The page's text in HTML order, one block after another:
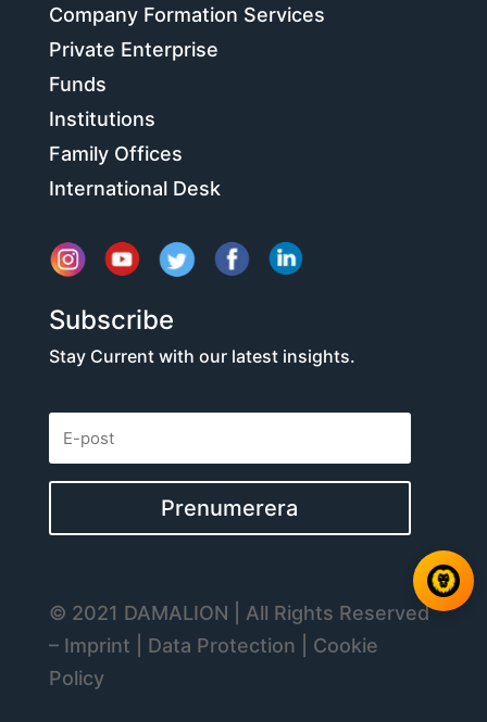
Company Formation Services
Private Enterprise
Funds
Institutions
Family Offices
International Desk
Subscribe
Stay Current with our latest insights.
Prenumerera
© 2021 DAMALION | All Rights Reserved
– Imprint | Data Protection | Cookie
Policy